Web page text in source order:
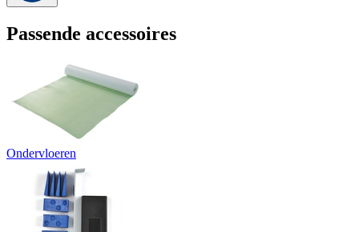
Passende accessoires
Ondervloeren